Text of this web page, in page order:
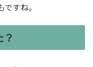
すね。